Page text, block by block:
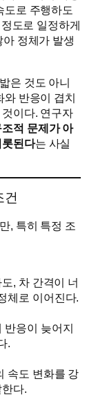
도로 주행하도
도로 일정하게
정체가 발생
은 것도 아니
와 반응이 겹치
이다. 연구자
적 문제가 아
된다는 사실
건
, 특히 특정 조
, 차 간격이 너
체로 이어진다.
반응이 늦어지
.
속도 변화를 강
다.